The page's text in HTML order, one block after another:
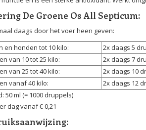
De Groene Os All Septicum:
daags door het voer heen geven:
en honden tot 10 kilo:
2x daags 5
van 10 tot 25 kilo:
2x daags 7
van 25 tot 40 kilo:
2x daags 10
vanaf 40 kilo:
2x daags 12
50 ml (= 1000 druppels)
dag vanaf € 0,21